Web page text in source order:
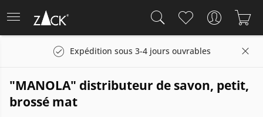
Expédition sous 3-4 jours ouvrables
"MANOLA" distributeur de savon, petit,
brossé mat